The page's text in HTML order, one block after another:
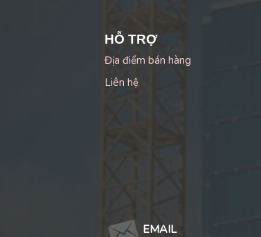
HỖ TRỢ
Địa điểm bán hàng
Liên hệ
EMAIL